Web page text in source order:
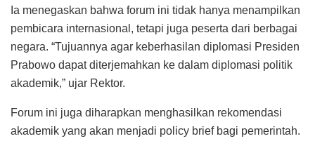
Ia menegaskan bahwa forum ini tidak hanya menampilkan
pembicara internasional, tetapi juga peserta dari berbagai
negara. “Tujuannya agar keberhasilan diplomasi Presiden
Prabowo dapat diterjemahkan ke dalam diplomasi politik
akademik,” ujar Rektor.
Forum ini juga diharapkan menghasilkan rekomendasi
akademik yang akan menjadi policy brief bagi pemerintah.